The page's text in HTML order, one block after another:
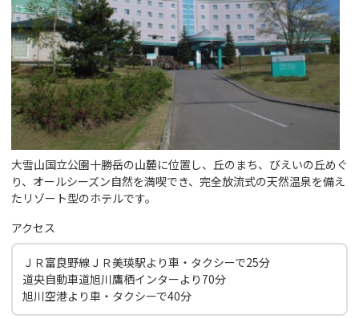
大雪山国立公園十勝岳の山麓に位置し、丘のまち、びえいの丘めぐ
り、オールシーズン自然を満喫でき、完全放流式の天然温泉を備え
たリゾート型のホテルです。
アクセス
ＪＲ富良野線ＪＲ美瑛駅より車・タクシーで25分
道央自動車道旭川鷹栖インターより70分
旭川空港より車・タクシーで40分